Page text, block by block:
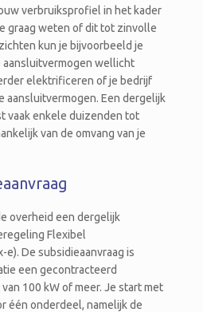
verbruiksprofiel in het kader
graag weten of dit tot zinvolle
kun je bijvoorbeeld je
aansluitvermogen wellicht
elektrificeren of je bedrijf
aansluitvermogen. Een dergelijk
vaak enkele duizenden tot
van de omvang van je
overheid een dergelijk
Flexibel
De subsidieaanvraag is
een gecontracteerd
100 kW of meer. Je start met
één onderdeel, namelijk de